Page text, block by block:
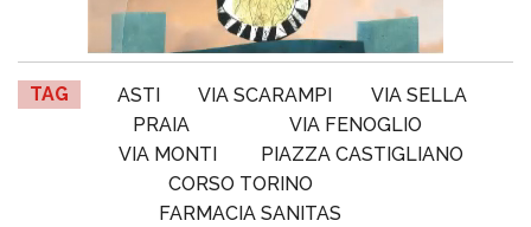
TAG ASTI VIA SCARAMPI
VIA SELLA
PRAIA
VIA FENOGLIO
VIA MONTI
PIAZZA CASTIGLIANO
CORSO TORINO
FARMACIA SANITAS